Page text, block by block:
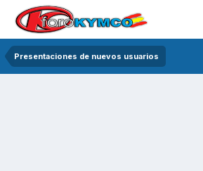
Presentaciones de nuevos usuarios